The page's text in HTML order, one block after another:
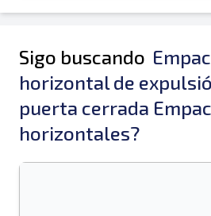
Sigo buscando
horizontal de
puerta cerrada
horizontales?